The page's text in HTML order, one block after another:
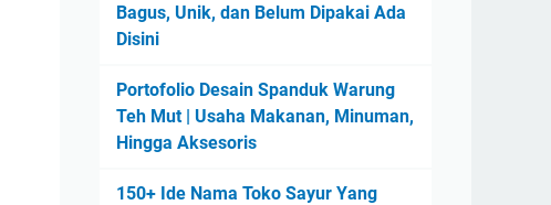
Bagus, Unik, dan Belum Dipakai Ada
Disini
Portofolio Desain Spanduk Warung
Teh Mut | Usaha Makanan, Minuman,
Hingga Aksesoris
150+ Ide Nama Toko Sayur Yang